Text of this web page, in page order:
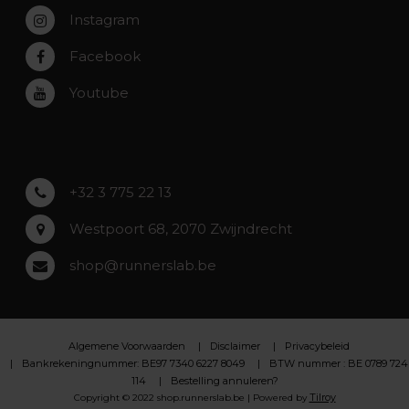
Zwijndrecht
Rumst
Roeselare
Asse
Contact
Instagram
Facebook
Youtube
+32 3 775 22 13
Westpoort 68, 2070 Zwijndrecht
shop@runnerslab.be
Algemene Voorwaarden Disclaimer
Privacybeleid
Bankrekeningnummer: BE97 7340 6227 8049
BTW nummer : BE 0789 724
114
Bestelling annuleren?
Copyright © 2022 shop.runnerslab.be | Powered by Tilroy